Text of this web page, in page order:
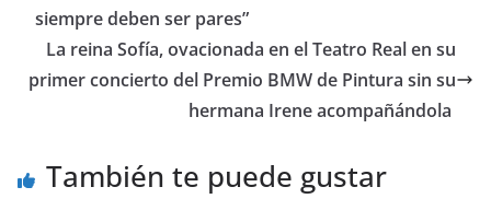
siempre deben ser pares”
​La reina Sofía, ovacionada en el Teatro Real en su
primer concierto del Premio BMW de Pintura sin su
hermana Irene acompañándola
También te puede gustar